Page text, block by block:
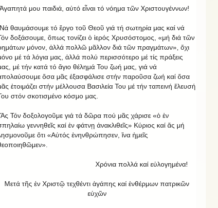
μου παιδιά, αὐτό εἶναι τό νόημα τῶν Χριστουγέννων!
θαυμάσουμε τό ἔργο τοῦ Θεοῦ γιά τή σωτηρία μας καί νά
δοξάσουμε, ὅπως τονίζει ὁ ἱερός Χρυσόστομος, «μή διά τῶν
μόνον, ἀλλά πολλῶ μᾶλλον διά τῶν πραγμάτων», ὄχι
μέ τά λόγια μας, ἀλλά πολύ περισσότερο μέ τίς πράξεις
μέ τήν κατά τό ἅγιο θέλημά Του ζωή μας, γιά νά
ὅσα μᾶς ἐξασφάλισε στήν παροῦσα ζωή καί ὅσα
ἑτοιμάζει στήν μέλλουσα Βασιλεία Του μέ τήν ταπεινή ἔλευσή
στόν σκοτισμένο κόσμο μας.
Τόν δοξολογοῦμε γιά τά δῶρα πού μᾶς χάρισε «ὁ ἐν
γεννηθεῖς καί ἐν φάτνῃ ἀνακλιθεῖς» Κύριος καί ἅς μή
ὅτι «Αὐτός ἐνηνθρώπησεν, ἵνα ἡμεῖς
Χρόνια πολλά καί εὐλογημένα!
Μετά τῆς ἐν Χριστῷ τεχθέντι ἀγάπης καί ἐνθέρμων πατρικῶν
εὐχῶν